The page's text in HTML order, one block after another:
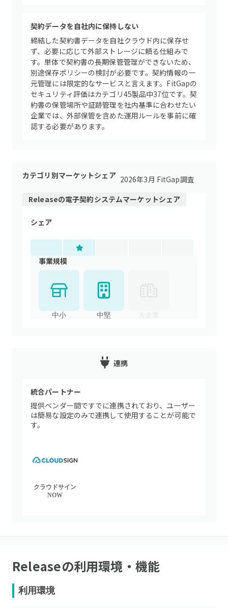
契約データを自社内に保持しない
締結した契約書データを自社クラウド内に保存せ
ず、必要に応じて外部ストレージに頼る仕組みで
す。単体で契約書の長期保管管理ができないため、
別途保存ポリシーの検討が必要です。契約情報の一
元管理には限定的なサービスと言えます。FitGapの
セキュリティ評価はカテゴリ45製品中37位です。契
約書の保管場所や証跡管理を社内基準に合わせたい
企業では、外部保管を含めた運用ルールを事前に確
認する必要があります。
カテゴリ別マーケットシェア 2026年3月 FitGap調査
Releaseの電子契約システムマーケットシェア
シェア
事業規模
中小 中堅 大企業
連携
統合パートナー
提供ベンダー間ですでに連携されており、ユーザー
は簡易な設定のみで連携して使用することが可能で
す。
クラウドサイン
NOW
Releaseの利用環境・機能
利用環境